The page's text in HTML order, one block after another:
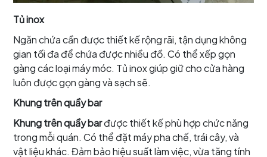
Tủ inox
Ngăn chứa cần được thiết kế rộng rãi, tận dụng không
gian tối đa để chứa được nhiều đồ. Có thể xếp gọn
gàng các loại máy móc. Tủ inox giúp giữ cho cửa hàng
luôn được gọn gàng và sạch sẽ.
Khung trên quầy bar
Khung trên quầy barđược thiết kế phù hợp chức năng
trong mỗi quán. Có thể đặt máy pha chế, trái cây, và
vật liệu khác. Đảm bảo hiệu suất làm việc, vừa tăng tính